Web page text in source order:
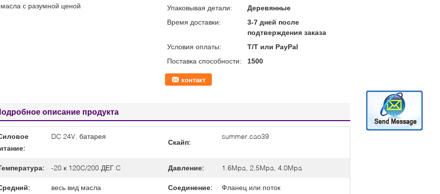
масла с разумной ценой
Упаковывая детали:
Деревянные
Время доставки:
3-7 дней после
подтверждения заказа
Условия оплаты:
T/T или PayPal
Поставка способности:
1500
контакт
описание продукта
DC 24V, батарея
Скайп:
summer.cao39
-20 к 120C/200 ДЕГ C Давление: 1.6Mpa, 2,5Mpa, 4.0Mpa
весь вид масла Соединение: Фланец или поток